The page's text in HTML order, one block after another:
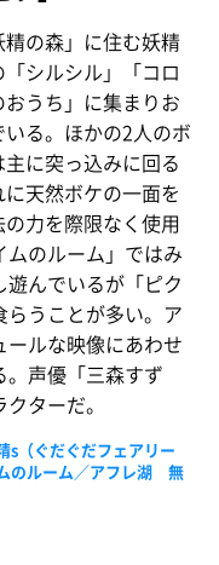
精の森」に住む妖精
シルシル」「コロ
うち」に集まりお
る。ほかの2人のボ
に突っ込みに回る
天然ボケの一面を
力を際限なく使用
のルーム」ではみ
んでいるが「ピク
らうことが多い。ア
ルな映像にあわせ
声優「三森すず
ターだ。
（ぐだぐだフェアリー
のルーム／アフレ湖 無